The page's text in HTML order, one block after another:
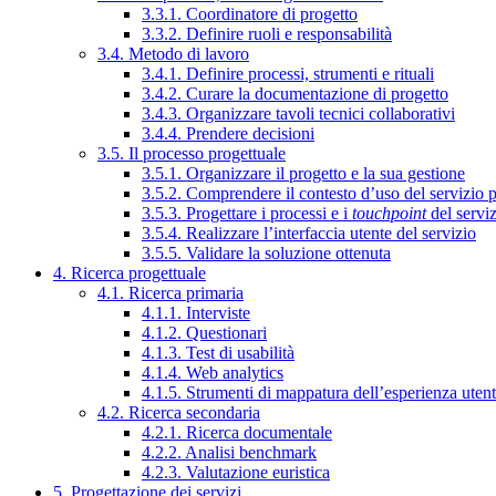
3.3.1. Coordinatore di progetto
3.3.2. Definire ruoli e responsabilità
3.4. Metodo di lavoro
3.4.1. Definire processi, strumenti e rituali
3.4.2. Curare la documentazione di progetto
3.4.3. Organizzare tavoli tecnici collaborativi
3.4.4. Prendere decisioni
3.5. Il processo progettuale
3.5.1. Organizzare il progetto e la sua gestione
3.5.2. Comprendere il contesto d’uso del servizio
3.5.3. Progettare i processi e i touchpointdel
3.5.4. Realizzare l’interfaccia utente del servizio
3.5.5. Validare la soluzione ottenuta
4. Ricerca progettuale
4.1. Ricerca primaria
4.1.1. Interviste
4.1.2. Questionari
4.1.3. Test di usabilità
4.1.4. Web analytics
4.1.5. Strumenti di mappatura dell’esperienza
4.2. Ricerca secondaria
4.2.1. Ricerca documentale
4.2.2. Analisi benchmark
4.2.3. Valutazione euristica
5. Progettazione dei servizi